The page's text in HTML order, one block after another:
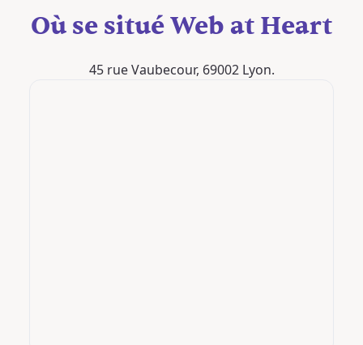
Où se situé Web at Heart
45 rue Vaubecour, 69002 Lyon.